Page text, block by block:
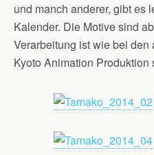
und manch anderer, gibt es
Kalender. Die Motive sind
Verarbeitung ist wie bei
Kyoto Animation Produktion